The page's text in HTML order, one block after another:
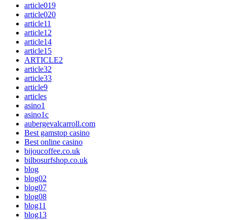
article019
article020
article11
article12
article14
article15
ARTICLE2
article32
article33
article9
articles
asino1
asino1c
aubergevalcarroll.com
Best gamstop casino
Best online casino
bijoucoffee.co.uk
bilbosurfshop.co.uk
blog
blog02
blog07
blog08
blog11
blog13